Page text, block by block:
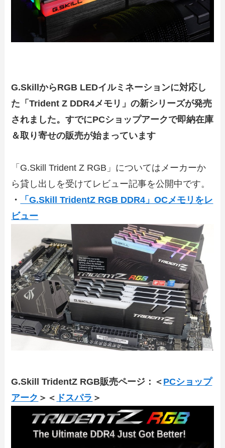
G.SkillからRGB LEDイルミネーションに対応し
た「Trident Z DDR4メモリ」の新シリーズが発売
されました。すでにPCショップアークで即納在庫
＆取り寄せの販売が始まっています
「G.Skill Trident Z RGB」についてはメーカーか
ら貸し出しを受けてレビュー記事を公開中です。
・
「G.Skill TridentZ RGB DDR4」OCメモリをレ
ビュー
G.Skill TridentZ RGB販売ページ：＜ PCショップ
アーク ＞＜ ドスパラ ＞